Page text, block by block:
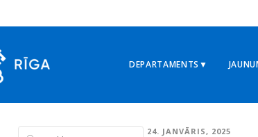
DEPARTAMENTS▼
24. JANVĀRIS, 2025